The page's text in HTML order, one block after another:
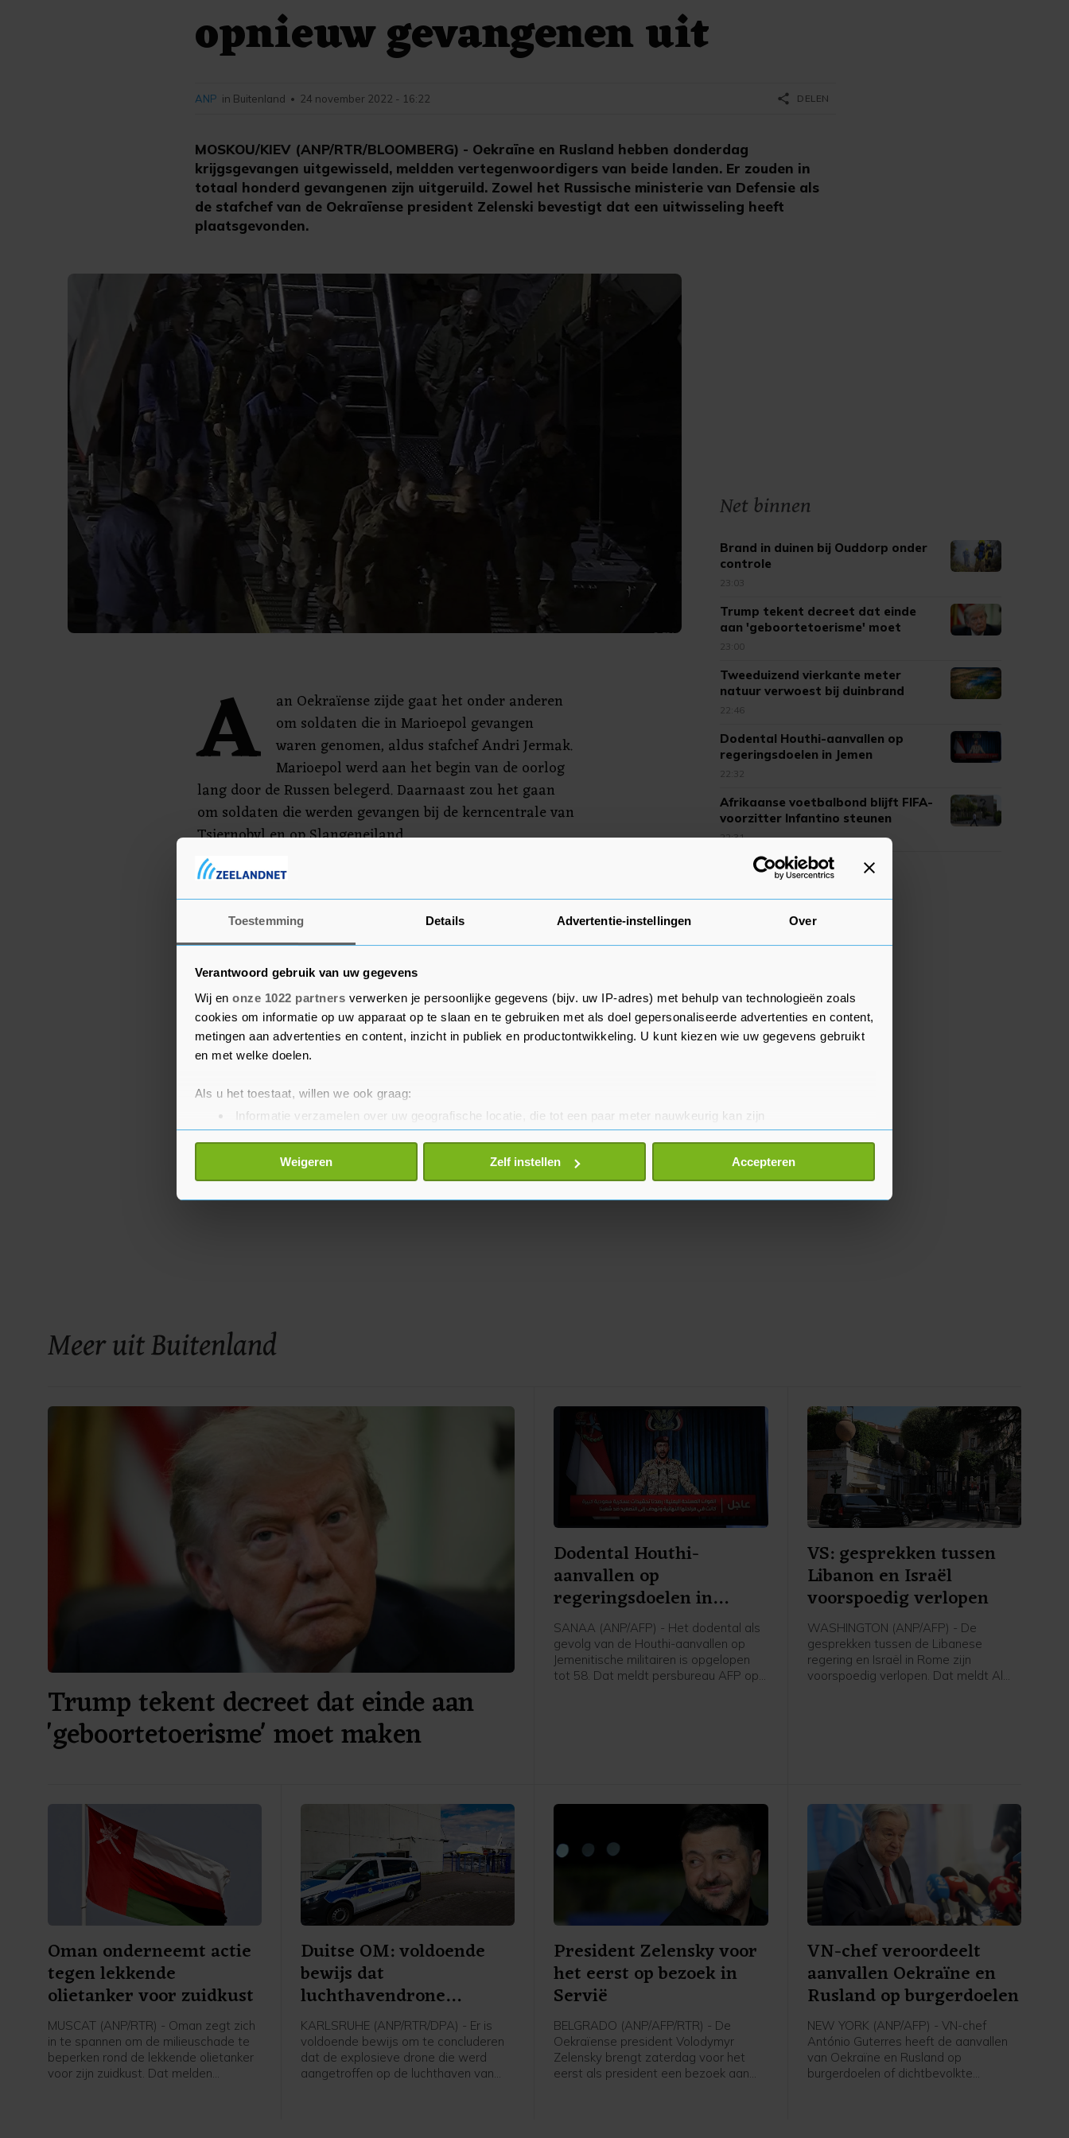
Toestemming Details Advertentie-instellingen Over
Verantwoord gebruik van uw gegevens
Wij en onze 1022 partners verwerken je persoonlijke gegevens (bijv. uw IP-adres) met behulp van technologieën zoals
cookies om informatie op uw apparaat op te slaan en te gebruiken met als doel gepersonaliseerde advertenties en content,
metingen aan advertenties en content, inzicht in publiek en productontwikkeling. U kunt kiezen wie uw gegevens gebruikt
en met welke doelen.
Als u het toestaat, willen we ook graag:
Informatie verzamelen over uw geografische locatie, die tot een paar meter nauwkeurig kan zijn
Uw apparaat identificeren door het actief te scannen op specifieke eigenschappen (fingerprinting)
Lees meer over hoe uw persoonlijke gegevens worden verwerkt en stel uw voorkeuren in het
detailgedeelte
toestemming op elk moment wijzigen of intrekken in de Cookieverklaring.
Weigeren Zelf instellen Accepteren
opnieuw gevangenen uit
MOSKOU/KIEV (ANP/RTR/BLOOMBERG) - Oekraïne en Rusland hebben donderdag
krijgsgevangen uitgewisseld, meldden vertegenwoordigers van beide landen. Er zouden in
totaal honderd gevangenen zijn uitgeruild. Zowel het Russische ministerie van Defensie als
de stafchef van de Oekraïense president Zelenski bevestigt dat een uitwisseling heeft
plaatsgevonden.
ANP in Buitenland • 24 november 2022 - 16:22 share DELEN
A
an Oekraïense zijde gaat het onder anderen
om soldaten die in Marioepol gevangen
waren genomen, aldus stafchef Andri Jermak.
Marioepol werd aan het begin van de oorlog
lang door de Russen belegerd. Daarnaast zou het gaan
om soldaten die werden gevangen bij de kerncentrale van
Tsjernobyl en op Slangeneiland.
Het is niet de eerste keer dat beide partijen gevangenen
uitruilen. Vorige maand nog was er zeker twee keer
sprake van een uitwisseling. Toen werden onder meer
ruim honderd vrouwelijke gevangenen uitgeruild.
Meer uit Buitenland
Trump tekent decreet dat einde aan
'geboortetoerisme' moet maken
Dodental Houthi-
aanvallen op
regeringsdoelen in
Jemen opgelopen
SANAA (ANP/AFP) - Het dodental als
gevolg van de Houthi-aanvallen op
Jemenitische militairen is opgelopen
tot 58. Dat meldt persbureau AFP op
VS: gesprekken tussen
Libanon en Israël
voorspoedig verlopen
WASHINGTON (ANP/AFP) - De
gesprekken tussen de Libanese
regering en Israël in Rome zijn
voorspoedig verlopen. Dat meldt Al
Oman onderneemt actie
tegen lekkende
olietanker voor zuidkust
MUSCAT (ANP/RTR) - Oman zegt zich
in te spannen om de milieuschade te
beperken rond de lekkende olietanker
voor zijn zuidkust. Dat melden
Duitse OM: voldoende
bewijs dat
luchthavendrone
aanslagpoging was
KARLSRUHE (ANP/RTR/DPA) - Er is
voldoende bewijs om te concluderen
dat de explosieve drone die werd
aangetroffen op de luchthaven van
President Zelensky voor
het eerst op bezoek in
Servië
BELGRADO (ANP/AFP/RTR) - De
Oekraïense president Volodymyr
Zelensky brengt zaterdag voor het
eerst als president een bezoek aan
VN-chef veroordeelt
aanvallen Oekraïne en
Rusland op burgerdoelen
NEW YORK (ANP/AFP) - VN-chef
António Guterres heeft de aanvallen
van Oekraïne en Rusland op
burgerdoelen of dichtbevolkte
Net binnen
Brand in duinen bij Ouddorp onder
controle
23:03
Trump tekent decreet dat einde
aan 'geboortetoerisme' moet
maken
23:00
Tweeduizend vierkante meter
natuur verwoest bij duinbrand
Ouddorp
22:46
Dodental Houthi-aanvallen op
regeringsdoelen in Jemen
opgelopen
22:32
Afrikaanse voetbalbond blijft FIFA-
voorzitter Infantino steunen
22:31